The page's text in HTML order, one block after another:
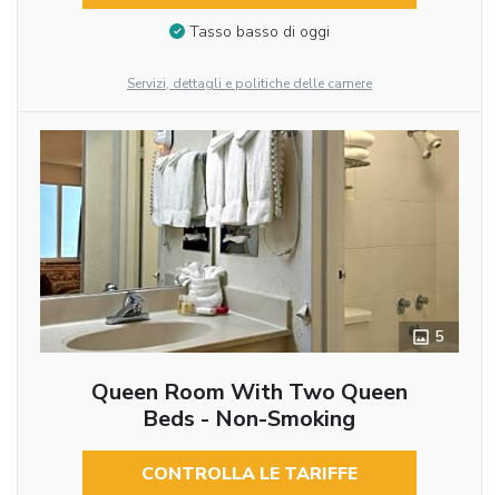
Tasso basso di oggi
Servizi, dettagli e politiche delle camere
5
Queen Room With Two Queen
Beds - Non-Smoking
CONTROLLA LE TARIFFE